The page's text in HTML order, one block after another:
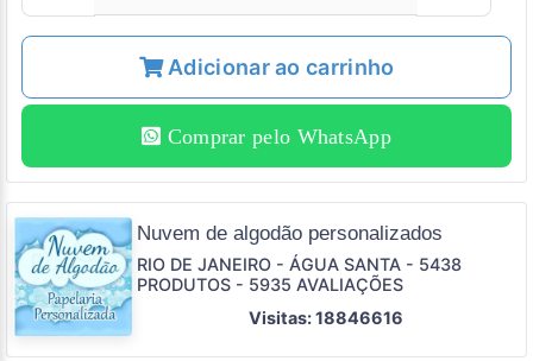
Adicionar ao carrinho
Comprar pelo WhatsApp
Nuvem de algodão personalizados
RIO DE JANEIRO - ÁGUA SANTA - 5438
PRODUTOS - 5935 AVALIAÇÕES
Visitas: 18846616